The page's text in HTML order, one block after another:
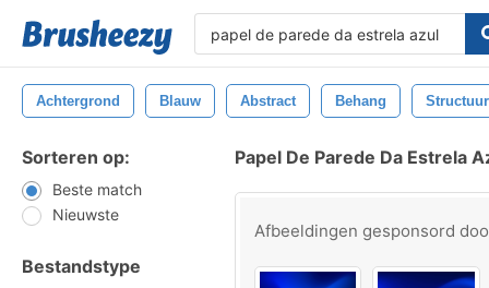
Achtergrond Blauw Abstract Behang Structuur
Sorteren op:
Beste match
Nieuwste
Bestandstype
Papel De Parede Da Estrela
Afbeeldingen gesponsord